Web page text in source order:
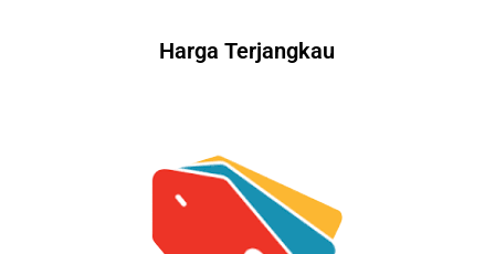
Harga Terjangkau